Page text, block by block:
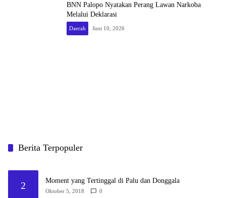
BNN Palopo Nyatakan Perang Lawan Narkoba
Melalui Deklarasi
Daerah Juni 10, 2026
Berita Terpopuler
2 Moment yang Tertinggal di Palu dan Donggala
Oktober 5, 2018 0